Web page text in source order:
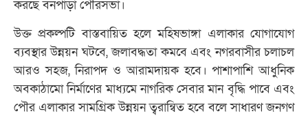
করছে বনপাড়া পৌরসভা।
উক্ত প্রকল্পটি বাস্তবায়িত হলে মহিষভাঙ্গা এলাকার যোগাযোগ
ব্যবস্থার উন্নয়ন ঘটবে, জলাবদ্ধতা কমবে এবং নগরবাসীর চলাচল
আরও সহজ, নিরাপদ ও আরামদায়ক হবে। পাশাপাশি আধুনিক
অবকাঠামো নির্মাণের মাধ্যমে নাগরিক সেবার মান বৃদ্ধি পাবে এবং
পৌর এলাকার সামগ্রিক উন্নয়ন ত্বরান্বিত হবে বলে সাধারণ জনগণ